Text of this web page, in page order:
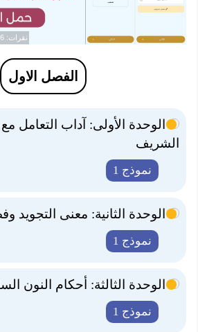
نقرات: 203796 / مشاهدات: 284708563
الفصل الاول
الوحدة الأولى: آداب التعامل
الشريف
نموذج 1
الوحدة الثانية: معنى التجويد
نموذج 1
الوحدة الثالثة: أحكام النون
نموذج 1